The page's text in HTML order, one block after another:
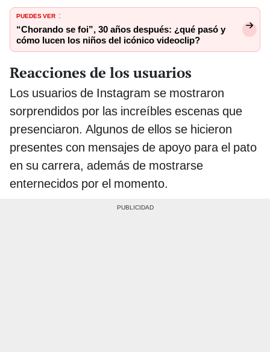
PUEDES VER :
“Chorando se foi”, 30 años después: ¿qué pasó y
cómo lucen los niños del icónico videoclip?
Reacciones de los usuarios
Los usuarios de Instagram se mostraron
sorprendidos por las increíbles escenas que
presenciaron. Algunos de ellos se hicieron
presentes con mensajes de apoyo para el pato
en su carrera, además de mostrarse
enternecidos por el momento.